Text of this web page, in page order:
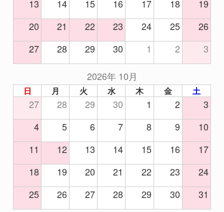
13
14 15 16 17 18
19
20
21 22 23 24 25
26
27
28 29 30 1 2 3
2026年 10月
日 月 火 水 木 金 土
27 28 29 30 1 2
3
4
5 6 7 8 9
10
11
12 13 14 15 16
17
18
19 20 21 22 23
24
25
26 27 28 29 30 31